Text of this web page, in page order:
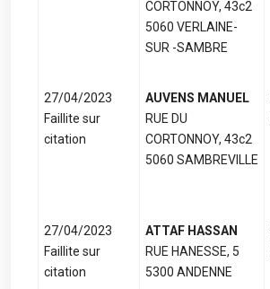
CORTONNOY, 43c2
5060 VERLAINE-
SUR -SAMBRE
27/04/2023
Faillite sur
citation
AUVENS MANUEL
RUE DU
CORTONNOY, 43c2
5060 SAMBREVILLE
27/04/2023
Faillite sur
citation
ATTAF HASSAN
RUE HANESSE, 5
5300 ANDENNE